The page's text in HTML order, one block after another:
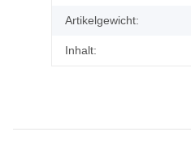
Artikelgewicht:
Inhalt: